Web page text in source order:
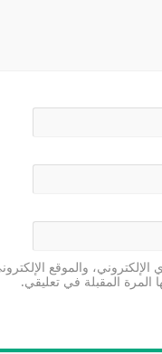
والموقع
المرة المقبلة في تعليقي.